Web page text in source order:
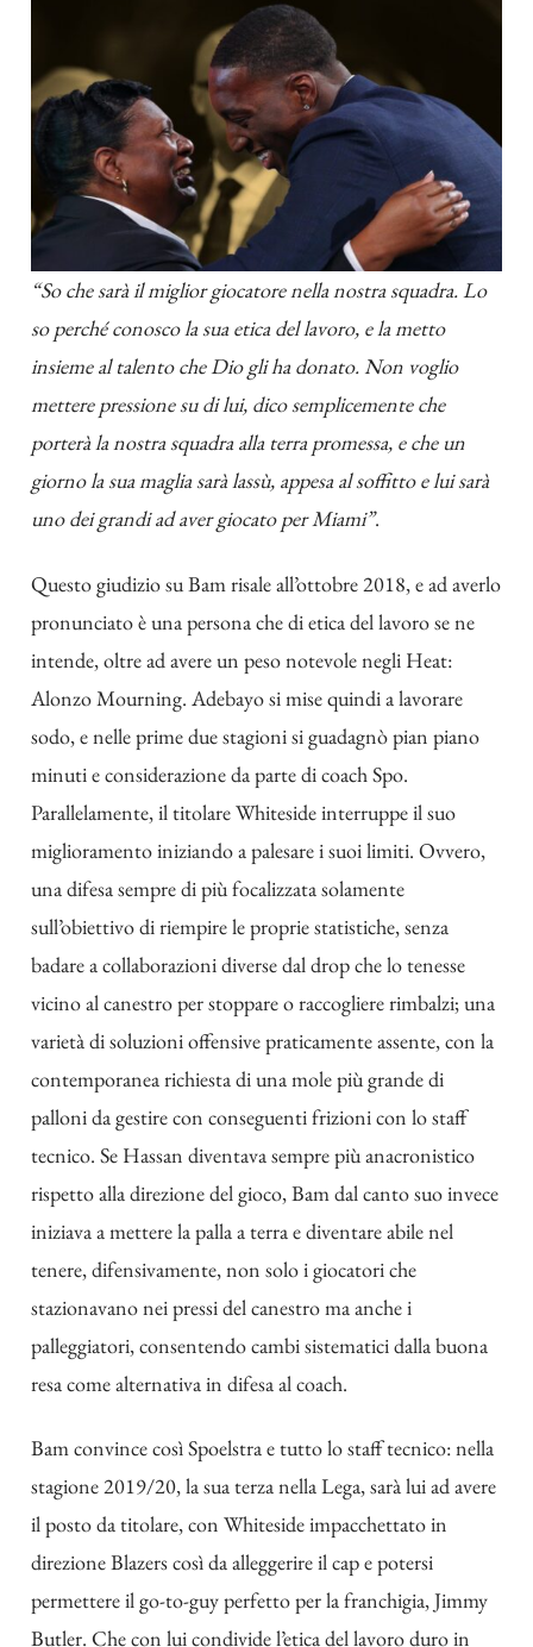
“So che sarà il miglior giocatore nella nostra squadra. Lo
so perché conosco la sua etica del lavoro, e la metto
insieme al talento che Dio gli ha donato. Non voglio
mettere pressione su di lui, dico semplicemente che
porterà la nostra squadra alla terra promessa, e che un
giorno la sua maglia sarà lassù, appesa al soffitto e lui sarà
uno dei grandi ad aver giocato per Miami”.
Questo giudizio su Bam risale all’ottobre 2018, e ad averlo
pronunciato è una persona che di etica del lavoro se ne
intende, oltre ad avere un peso notevole negli Heat:
Alonzo Mourning. Adebayo si mise quindi a lavorare
sodo, e nelle prime due stagioni si guadagnò pian piano
minuti e considerazione da parte di coach Spo.
Parallelamente, il titolare Whiteside interruppe il suo
miglioramento iniziando a palesare i suoi limiti. Ovvero,
una difesa sempre di più focalizzata solamente
sull’obiettivo di riempire le proprie statistiche, senza
badare a collaborazioni diverse dal drop che lo tenesse
vicino al canestro per stoppare o raccogliere rimbalzi; una
varietà di soluzioni offensive praticamente assente, con la
contemporanea richiesta di una mole più grande di
palloni da gestire con conseguenti frizioni con lo staff
tecnico. Se Hassan diventava sempre più anacronistico
rispetto alla direzione del gioco, Bam dal canto suo invece
iniziava a mettere la palla a terra e diventare abile nel
tenere, difensivamente, non solo i giocatori che
stazionavano nei pressi del canestro ma anche i
palleggiatori, consentendo cambi sistematici dalla buona
resa come alternativa in difesa al coach.
Bam convince così Spoelstra e tutto lo staff tecnico: nella
stagione 2019/20, la sua terza nella Lega, sarà lui ad avere
il posto da titolare, con Whiteside impacchettato in
direzione Blazers così da alleggerire il cap e potersi
permettere il go-to-guy perfetto per la franchigia, Jimmy
Butler. Che con lui condivide l’etica del lavoro duro in